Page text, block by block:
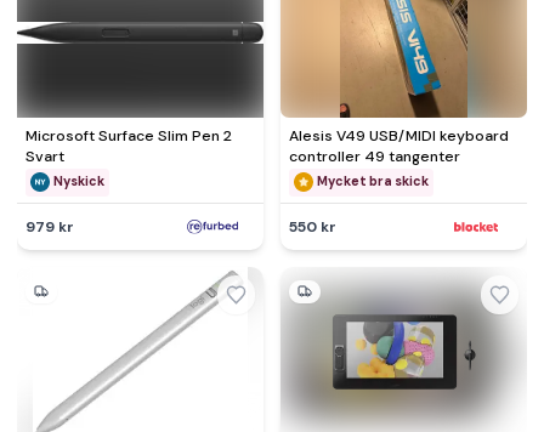
Microsoft Surface Slim Pen 2
Svart
Nyskick
979 kr
Alesis V49 USB/MIDI keyboard
controller 49 tangenter
Mycket bra skick
550 kr